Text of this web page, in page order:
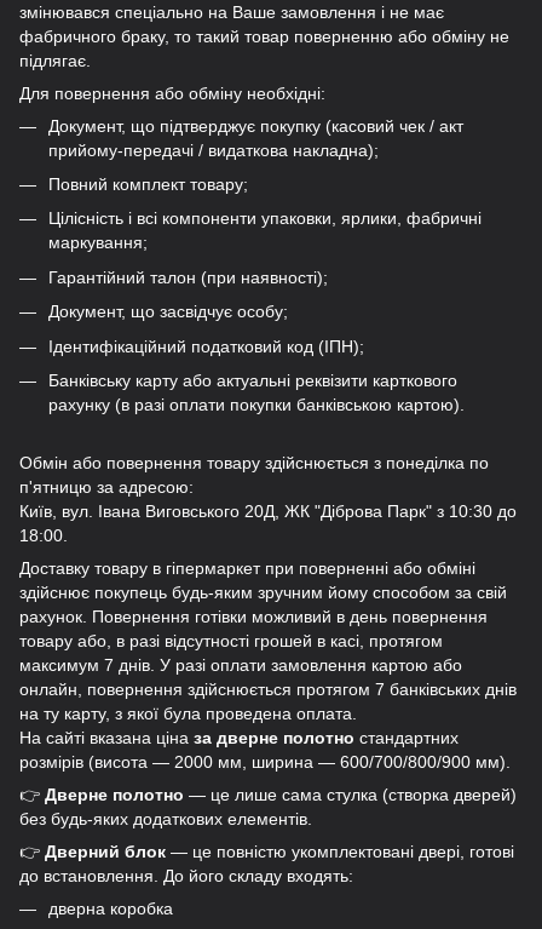
змінювався спеціально на Ваше замовлення і не має
фабричного браку, то такий товар поверненню або обміну не
підлягає.
Для повернення або обміну необхідні:
Документ, що підтверджує покупку (касовий чек / акт
прийому-передачі / видаткова накладна);
Повний комплект товару;
Цілісність і всі компоненти упаковки, ярлики, фабричні
маркування;
Гарантійний талон (при наявності);
Документ, що засвідчує особу;
Ідентифікаційний податковий код (ІПН);
Банківську карту або актуальні реквізити карткового
рахунку (в разі оплати покупки банківською картою).
Обмін або повернення товару здійснюється з понеділка по
п'ятницю за адресою:
Київ, вул. Івана Виговського 20Д, ЖК "Діброва Парк" з 10:30 до
18:00.
Доставку товару в гіпермаркет при поверненні або обміні
здійснює покупець будь-яким зручним йому способом за свій
рахунок. Повернення готівки можливий в день повернення
товару або, в разі відсутності грошей в касі, протягом
максимум 7 днів. У разі оплати замовлення картою або
онлайн, повернення здійснюється протягом 7 банківських днів
на ту карту, з якої була проведена оплата.
На сайті вказана ціна за дверне полотно стандартних
розмірів (висота — 2000 мм, ширина — 600/700/800/900 мм).
👉 Дверне полотно — це лише сама стулка (створка дверей)
без будь-яких додаткових елементів.
👉 Дверний блок — це повністю укомплектовані двері, готові
до встановлення. До його складу входять:
дверна коробка